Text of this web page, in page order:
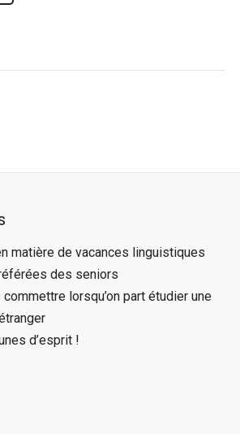
matière de vacances linguistiques
des seniors
lorsqu’on part étudier une
d’esprit !